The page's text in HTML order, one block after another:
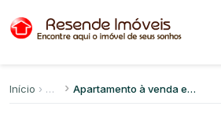
Início Apartamento à venda em Campos Elíseos